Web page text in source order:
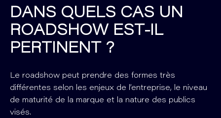
DANS QUELS CAS UN
ROADSHOW EST-IL
PERTINENT ?
Le roadshow peut prendre des formes très
différentes selon les enjeux de l’entreprise, le niveau
de maturité de la marque et la nature des publics
visés.